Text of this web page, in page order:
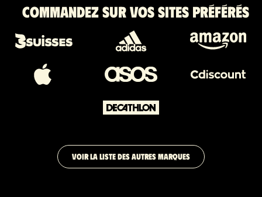
Commandez sur vos sites préférés
VOIR LA LISTE DES AUTRES MARQUES